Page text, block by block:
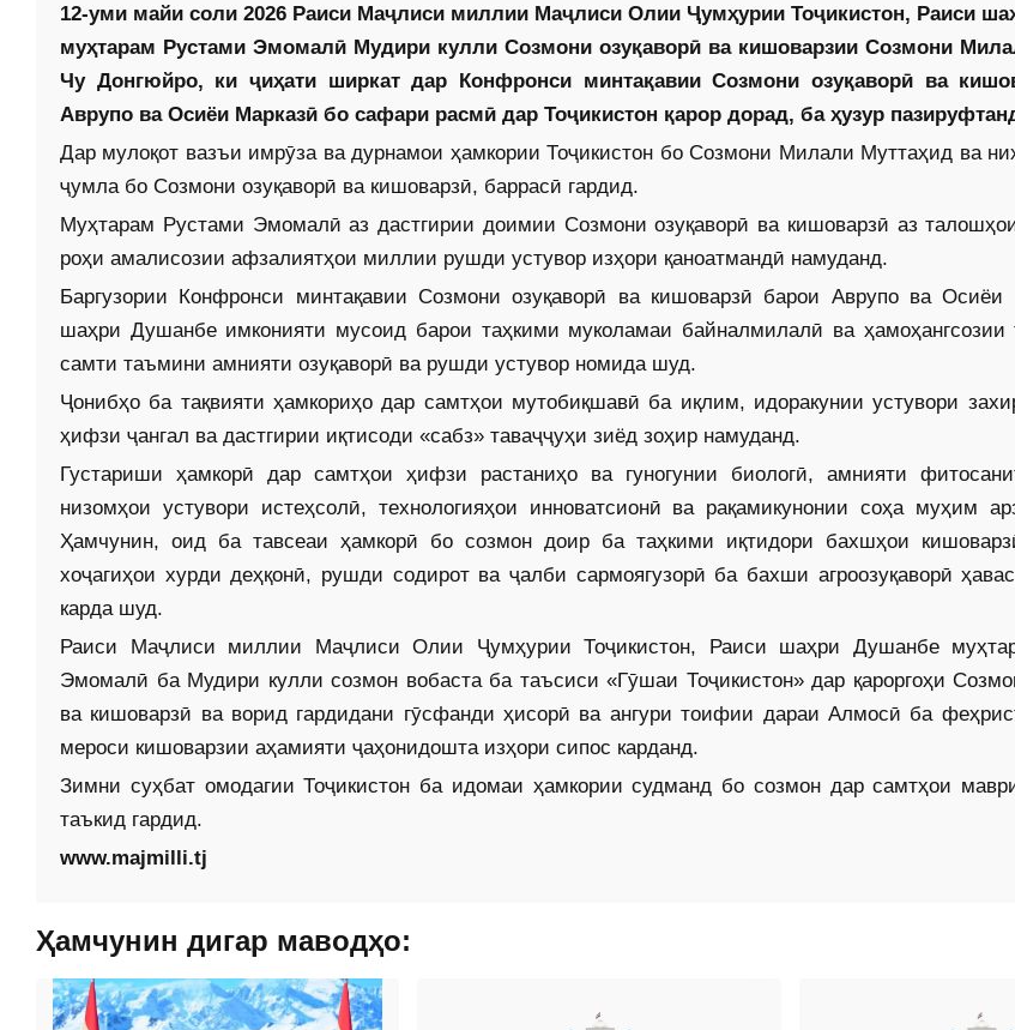
12-уми майи соли 2026 Раиси Маҷлиси миллии Маҷлиси Олии Ҷумҳурии Тоҷикистон, Раиси
муҳтарам Рустами Эмомалӣ Мудири кулли Созмони озуқаворӣ ва кишоварзии Созмони
Чу Донгюйро, ки ҷиҳати ширкат дар ­Конф­ронси минтақавии Созмони озуқаворӣ ва
Аврупо ва Осиёи Марказӣ бо сафари расмӣ дар Тоҷикистон қарор дорад, ба ҳузур
Дар мулоқот вазъи имрӯза ва дурнамои ҳамкории Тоҷикистон бо Созмони Милали Муттаҳид ва
ҷумла бо Созмони озуқаворӣ ва кишоварзӣ, баррасӣ гардид.
Муҳтарам Рустами Эмомалӣ аз дастгирии доимии Созмони озуқаворӣ ва кишоварзӣ аз
роҳи амалисозии афзалиятҳои миллии рушди устувор изҳори қаноатмандӣ намуданд.
Баргузории Конфронси минтақавии Созмони озуқаворӣ ва кишоварзӣ барои Аврупо ва Осиёи
шаҳри Душанбе имконияти мусоид барои таҳкими муколамаи байналмилалӣ ва ҳамоҳангсозии
самти таъмини амнияти озуқаворӣ ва рушди устувор номида шуд.
Ҷонибҳо ба тақвияти ҳамкориҳо дар самтҳои мутобиқшавӣ ба иқлим, идоракунии устувори
ҳифзи ҷангал ва дастгирии иқтисоди «сабз» таваҷҷуҳи зиёд зоҳир намуданд.
Густариши ҳамкорӣ дар самтҳои ҳифзи растаниҳо ва гуногунии биологӣ, амнияти
низомҳои устувори истеҳсолӣ, технологияҳои инноватсионӣ ва рақамикунонии соҳа муҳим
Ҳамчунин, оид ба тавсеаи ҳамкорӣ бо созмон доир ба таҳкими иқтидори бахшҳои
хоҷагиҳои хурди деҳқонӣ, рушди содирот ва ҷалби сармоягузорӣ ба бахши агроозуқаворӣ
карда шуд.
Раиси Маҷлиси миллии Маҷлиси Олии Ҷумҳурии Тоҷикистон, Раиси шаҳри Душанбе
Эмомалӣ ба Мудири кулли созмон вобаста ба таъсиси «Гӯшаи Тоҷикис­тон» дар қароргоҳи
ва кишоварзӣ ва ворид гардидани гӯсфанди ҳисорӣ ва ангури тоифии дараи Алмосӣ ба
мероси кишоварзии аҳамияти ҷаҳони­дошта изҳори сипос карданд.
Зимни суҳбат омодагии Тоҷикис­тон ба идомаи ҳамкории судманд бо созмон дар самтҳои
таъкид гардид.
www.majmilli.tj
Ҳамчунин дигар маводҳо: